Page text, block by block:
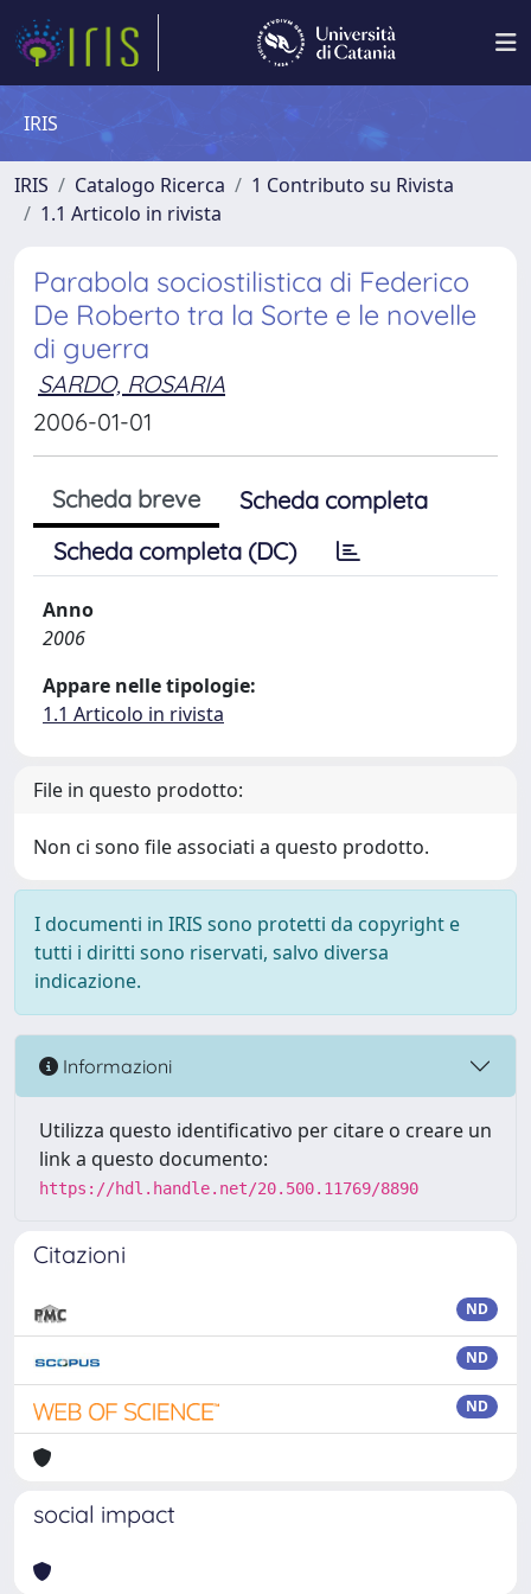
IRIS
IRIS Catalogo Ricerca
1 Contributo su Rivista
1.1 Articolo in rivista
Parabola sociostilistica di Federico
De Roberto tra la Sorte e le novelle
di guerra
SARDO, ROSARIA
2006-01-01
Scheda breve
Scheda completa
Scheda completa (DC)
Anno
2006
Appare nelle tipologie:
1.1 Articolo in rivista
File in questo prodotto:
Non ci sono file associati a questo prodotto.
I documenti in IRIS sono protetti da copyright e
tutti i diritti sono riservati, salvo diversa
indicazione.
Informazioni
Utilizza questo identificativo per citare o creare un
link a questo documento:
https://hdl.handle.net/20.500.11769/8890
Citazioni
ND
ND
ND
social impact